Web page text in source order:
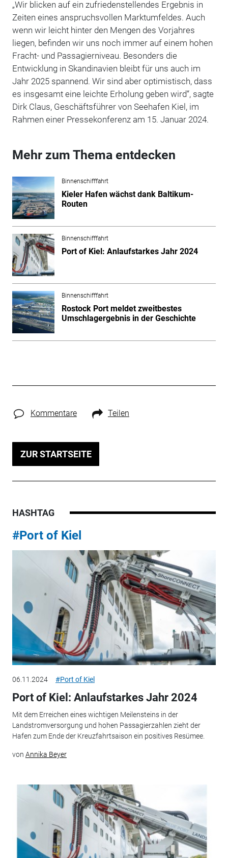
„Wir blicken auf ein zufriedenstellendes Ergebnis in
Zeiten eines anspruchsvollen Marktumfeldes. Auch
wenn wir leicht hinter den Mengen des Vorjahres
liegen, befinden wir uns noch immer auf einem hohen
Fracht- und Passagierniveau. Besonders die
Entwicklung in Skandinavien bleibt für uns auch im
Jahr 2025 spannend. Wir sind aber optimistisch, dass
es insgesamt eine leichte Erholung geben wird“, sagte
Dirk Claus, Geschäftsführer von Seehafen Kiel, im
Rahmen einer Pressekonferenz am 15. Januar 2024.
Mehr zum Thema entdecken
Binnenschifffahrt
Kieler Hafen wächst dank Baltikum-
Routen
Binnenschifffahrt
Port of Kiel: Anlaufstarkes Jahr 2024
Binnenschifffahrt
Rostock Port meldet zweitbestes
Umschlagergebnis in der Geschichte
Kommentare Teilen
ZUR STARTSEITE
HASHTAG
#Port of Kiel
06.11.2024 #Port of Kiel
Port of Kiel: Anlaufstarkes Jahr 2024
Mit dem Erreichen eines wichtigen Meilensteins in der
Landstromversorgung und hohen Passagierzahlen zieht der
Hafen zum Ende der Kreuzfahrtsaison ein positives Resümee.
von Annika Beyer